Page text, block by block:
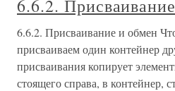
6.6.2.
6.6.2. Присваивание и обмен
присваиваем один контейнер
присваивания копирует
стоящего справа, в контейнер,